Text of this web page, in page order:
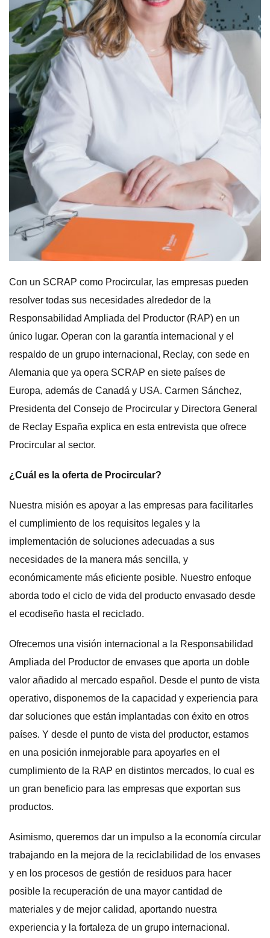
Con un SCRAP como Procircular, las empresas pueden
resolver todas sus necesidades alrededor de la
Responsabilidad Ampliada del Productor (RAP) en un
único lugar. Operan con la garantía internacional y el
respaldo de un grupo internacional, Reclay, con sede en
Alemania que ya opera SCRAP en siete países de
Europa, además de Canadá y USA. Carmen Sánchez,
Presidenta del Consejo de Procircular y Directora General
de Reclay España explica en esta entrevista que ofrece
Procircular al sector.
¿Cuál es la oferta de Procircular?
Nuestra misión es apoyar a las empresas para facilitarles
el cumplimiento de los requisitos legales y la
implementación de soluciones adecuadas a sus
necesidades de la manera más sencilla, y
económicamente más eficiente posible. Nuestro enfoque
aborda todo el ciclo de vida del producto envasado desde
el ecodiseño hasta el reciclado.
Ofrecemos una visión internacional a la Responsabilidad
Ampliada del Productor de envases que aporta un doble
valor añadido al mercado español. Desde el punto de vista
operativo, disponemos de la capacidad y experiencia para
dar soluciones que están implantadas con éxito en otros
países. Y desde el punto de vista del productor, estamos
en una posición inmejorable para apoyarles en el
cumplimiento de la RAP en distintos mercados, lo cual es
un gran beneficio para las empresas que exportan sus
productos.
Asimismo, queremos dar un impulso a la economía circular
trabajando en la mejora de la reciclabilidad de los envases
y en los procesos de gestión de residuos para hacer
posible la recuperación de una mayor cantidad de
materiales y de mejor calidad, aportando nuestra
experiencia y la fortaleza de un grupo internacional.